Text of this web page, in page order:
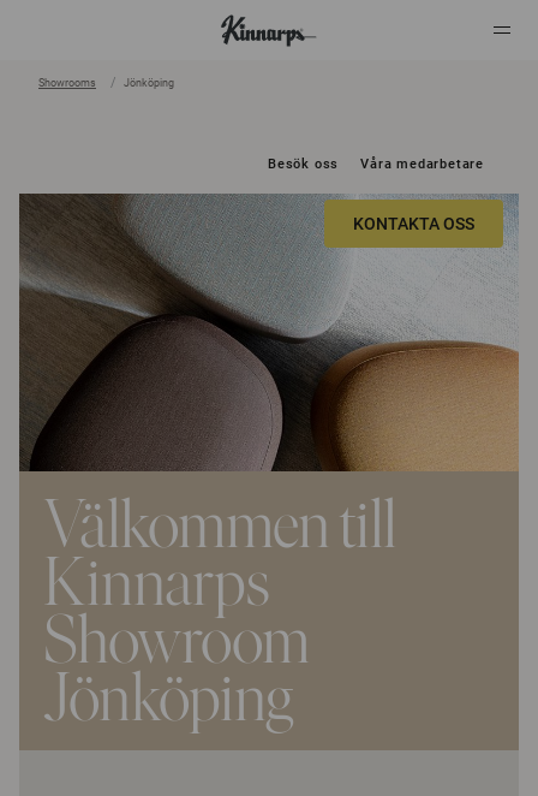
Showrooms Jönköping
Besök oss Våra medarbetare
KONTAKTA OSS
Välkommen till
Kinnarps
Showroom
Jönköping